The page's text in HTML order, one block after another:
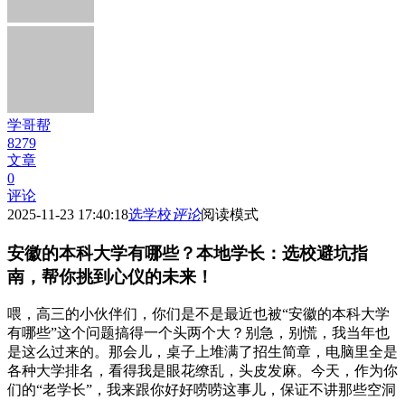
学哥帮
8279
文章
0
评论
2025-11-23 17:40:18选学校评论阅读模式
安徽的本科大学有哪些？本地学长：选校避坑指
南，帮你挑到心仪的未来！
喂，高三的小伙伴们，你们是不是最近也被“安徽的本科大学
有哪些”这个问题搞得一个头两个大？别急，别慌，我当年也
是这么过来的。那会儿，桌子上堆满了招生简章，电脑里全是
各种大学排名，看得我是眼花缭乱，头皮发麻。今天，作为你
们的“老学长”，我来跟你好好唠唠这事儿，保证不讲那些空洞